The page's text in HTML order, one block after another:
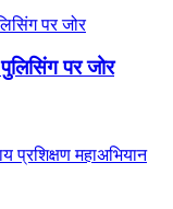
पर जोर